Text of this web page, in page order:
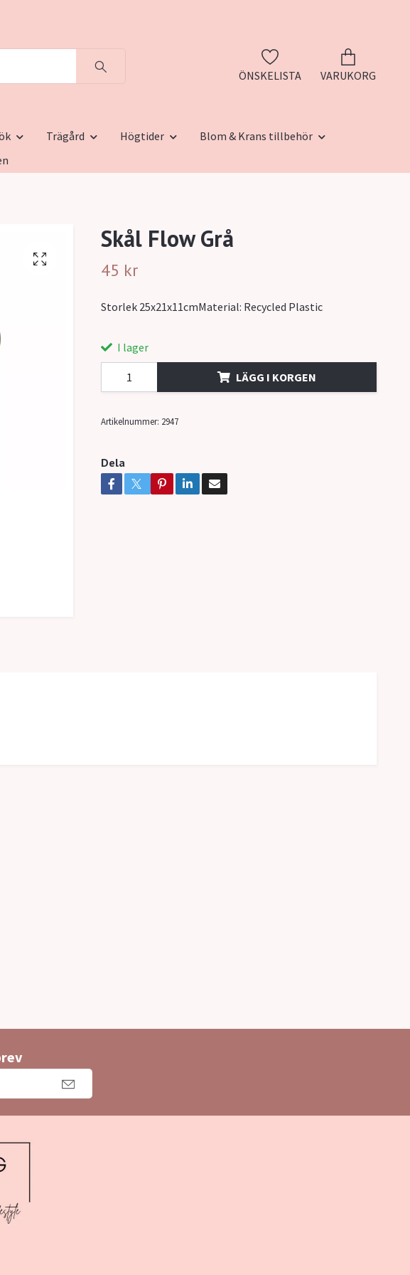
ÖNSKELISTA VARUKORG
Trägård Högtider
Blom & Krans tillbehör
Skål Flow Grå
45 kr
Storlek 25x21x11cmMaterial: Recycled Plastic
I lager
LÄGG I KORGEN
Artikelnummer: 2947
Dela